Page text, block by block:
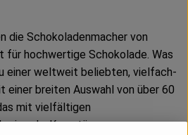
die Schokoladenmacher von
für hochwertige Schokolade. Was
einer weltweit beliebten, vielfach-
einer breiten Auswahl von über 60
mit vielfältigen
Kuvertüren,